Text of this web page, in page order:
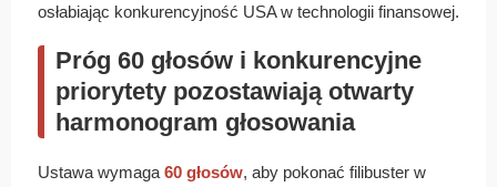
osłabiając konkurencyjność USA w technologii finansowej.
Próg 60 głosów i konkurencyjne
priorytety pozostawiają otwarty
harmonogram głosowania
Ustawa wymaga 60 głosów, aby pokonać filibuster w